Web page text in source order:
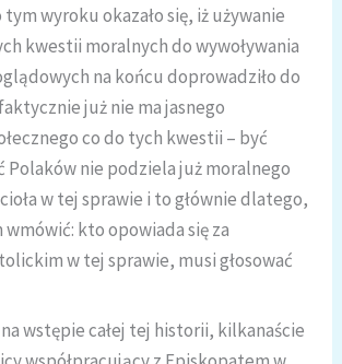
wyroku okazało się, iż używanie
kwestii moralnych do wywoływania
na końcu doprowadziło do
już nie ma jasnego
co do tych kwestii – być
Polaków nie podziela już moralnego
w tej sprawie i to głównie dlatego,
wmówić: kto opowiada się za
w tej sprawie, musi głosować
wstępie całej tej historii, kilkanaście